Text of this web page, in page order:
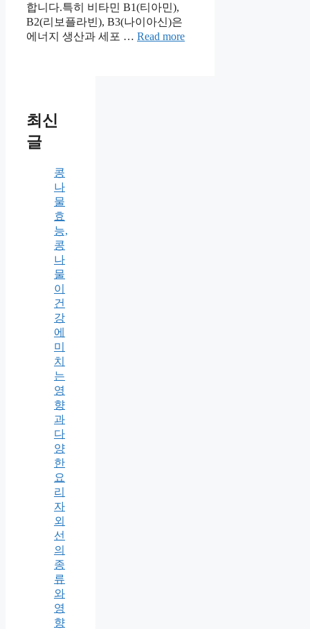
합니다.특히 비타민 B1(티아민),
B2(리보플라빈), B3(나이아신)은
에너지 생산과 세포 … Read more
최신
글
콩
나
물
효
능,
콩
나
물
이
건
강
에
미
치
는
영
향
과
다
양
한
요
리
자
외
선
의
종
류
와
영
향